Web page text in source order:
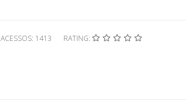
ACESSOS: 1413 RATING: